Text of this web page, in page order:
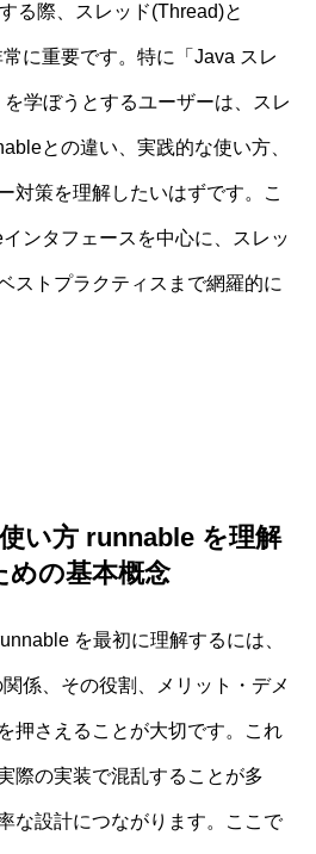
る際、スレッド(Thread)と
に重要です。特に「Java スレ
学ぼうとするユーザーは、スレ
との違い、実践的な使い方、
対策を理解したいはずです。こ
ンタフェースを中心に、スレッ
ストプラクティスまで網羅的に
い方 runnable を理解
めの基本概念
を最初に理解するには、
係、その役割、メリット・デメ
押さえることが大切です。これ
際の実装で混乱することが多
な設計につながります。ここで